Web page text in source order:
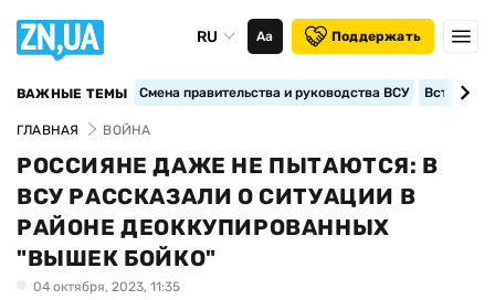
RU Аа Поддержать
ВАЖНЫЕ ТЕМЫ Смена правительства и руководства ВСУ
ГЛАВНАЯ ВОЙНА
РОССИЯНЕ ДАЖЕ НЕ ПЫТАЮТСЯ: В
ВСУ РАССКАЗАЛИ О СИТУАЦИИ В
РАЙОНЕ ДЕОККУПИРОВАННЫХ
"ВЫШЕК БОЙКО"
04 октября, 2023, 11:35